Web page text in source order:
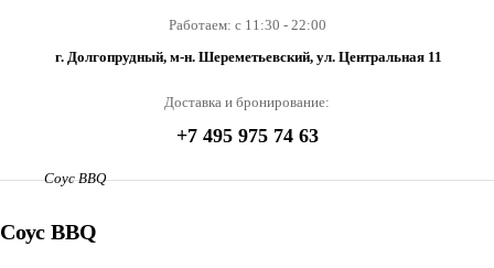
Работаем: с 11:30 - 22:00
г. Долгопрудный, м-н. Шереметьевский, ул. Центральная 11
Доставка и бронирование:
+7 495 975 74 63
Соус BBQ
Соус BBQ